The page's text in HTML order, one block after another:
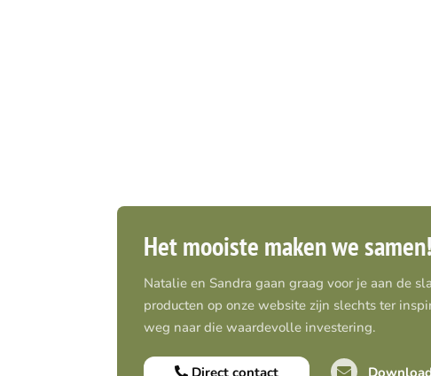
Het mooiste maken we samen!
Natalie en Sandra gaan graag voor je aan de
producten op onze website zijn slechts ter
weg naar die waardevolle investering.